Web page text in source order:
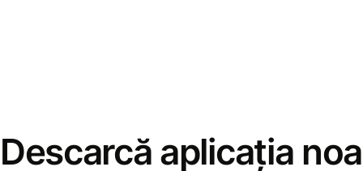
Descarcă aplicația